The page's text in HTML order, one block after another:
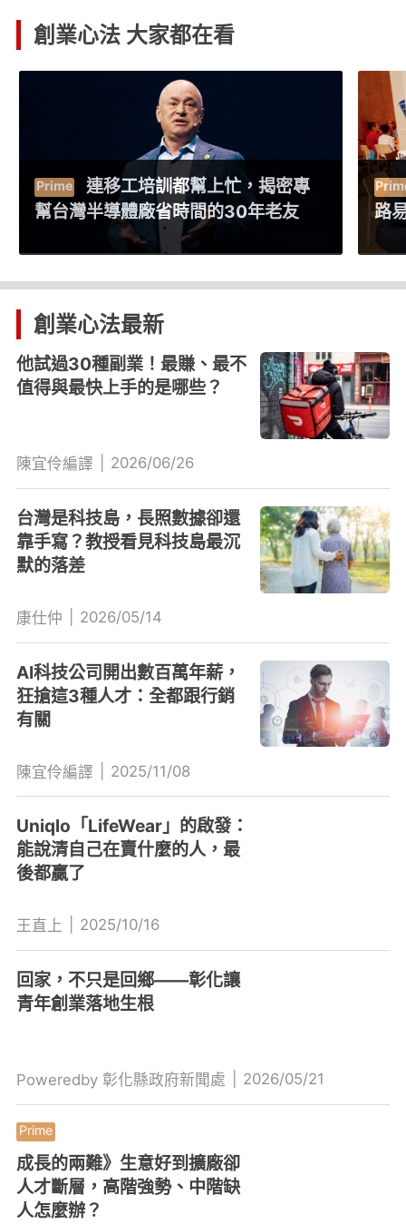
創業心法 大家都在看
店數打平、營收卻僅星巴克3成
路易莎減法變革衝人均消費
自
創業心法最新
他試過30種副業！最賺、最不
值得與最快上手的是哪些？
陳宜伶編譯 2026/06/26
台灣是科技島，長照數據卻還
靠手寫？教授看見科技島最沉
默的落差
康仕仲 2026/05/14
AI科技公司開出數百萬年薪，
狂搶這3種人才：全都跟行銷
有關
陳宜伶編譯 2025/11/08
Uniqlo「LifeWear」的啟發：
能說清自己在賣什麼的人，最
後都贏了
王直上 2025/10/16
回家，不只是回鄉——彰化讓
青年創業落地生根
Poweredby 彰化縣政府新聞處 2026/05/21
成長的兩難》生意好到擴廠卻
人才斷層，高階強勢、中階缺
人怎麼辦？